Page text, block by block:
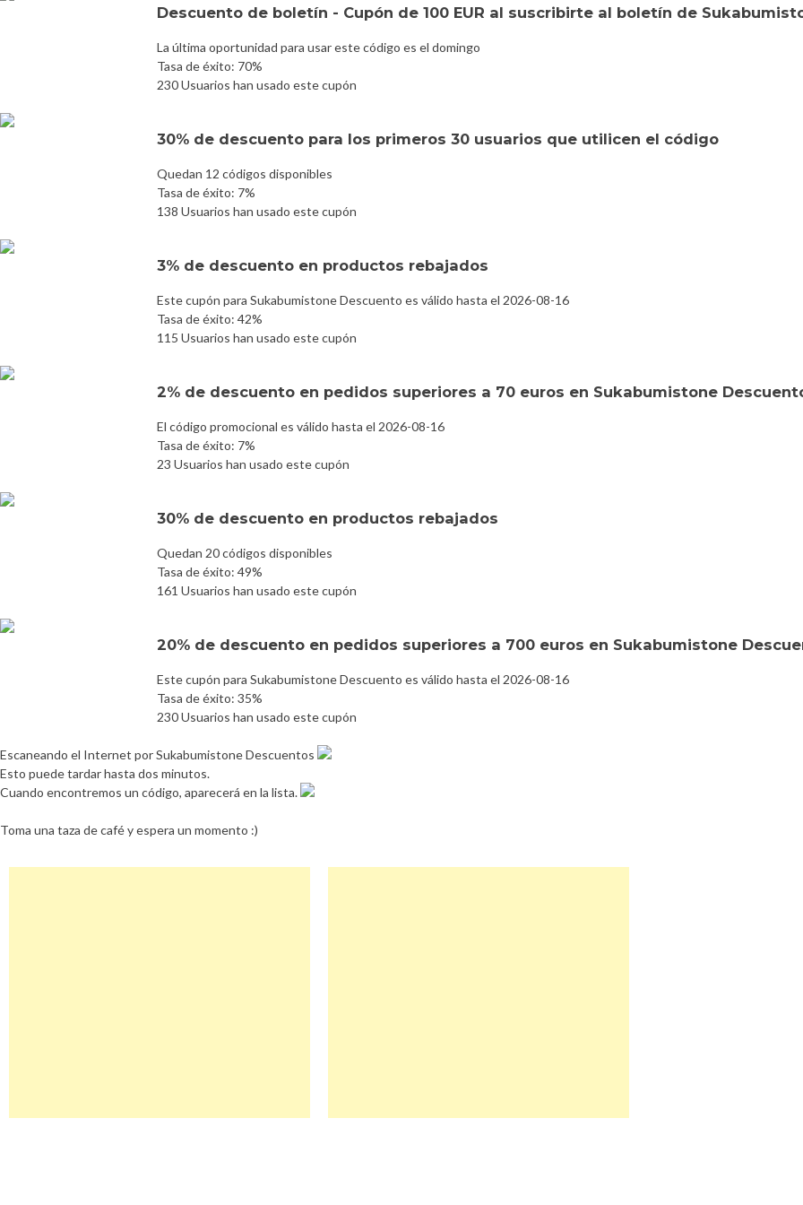
Descuento de boletín - Cupón de 100 EUR al suscribirte al boletín de
La última oportunidad para usar este código es el domingo
Tasa de éxito: 70%
230 Usuarios han usado este cupón
30% de descuento para los primeros 30 usuarios que utilicen el código
Quedan 12 códigos disponibles
Tasa de éxito: 7%
138 Usuarios han usado este cupón
3% de descuento en productos rebajados
Este cupón para Sukabumistone Descuento es válido hasta el 2026-08-16
Tasa de éxito: 42%
115 Usuarios han usado este cupón
2% de descuento en pedidos superiores a 70 euros en Sukabumistone
El código promocional es válido hasta el 2026-08-16
Tasa de éxito: 7%
23 Usuarios han usado este cupón
30% de descuento en productos rebajados
Quedan 20 códigos disponibles
Tasa de éxito: 49%
161 Usuarios han usado este cupón
20% de descuento en pedidos superiores a 700 euros en Sukabumistone
Este cupón para Sukabumistone Descuento es válido hasta el 2026-08-16
Tasa de éxito: 35%
230 Usuarios han usado este cupón
Escaneando el Internet por Sukabumistone Descuentos
Esto puede tardar hasta dos minutos.
Cuando encontremos un código, aparecerá en la lista.
Toma una taza de café y espera un momento :)